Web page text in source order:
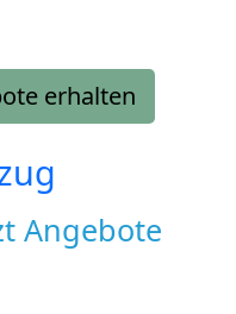
erhalten
Angebote